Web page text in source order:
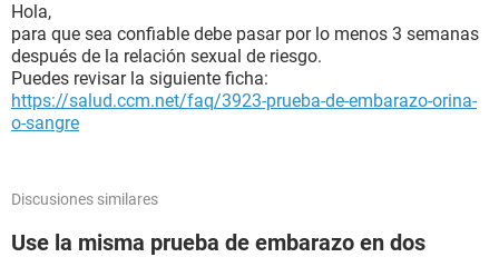
Hola,
para que sea confiable debe pasar por lo menos 3 semanas
después de la relación sexual de riesgo.
Puedes revisar la siguiente ficha:
https://salud.ccm.net/faq/3923-prueba-de-embarazo-orina-
o-sangre
Discusiones similares
Use la misma prueba de embarazo en dos